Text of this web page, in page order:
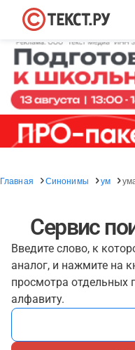
Главная Синонимы ум
Сервис
Введите слово, к
аналог, и нажмите на
просмотра отдельных
алфавиту.